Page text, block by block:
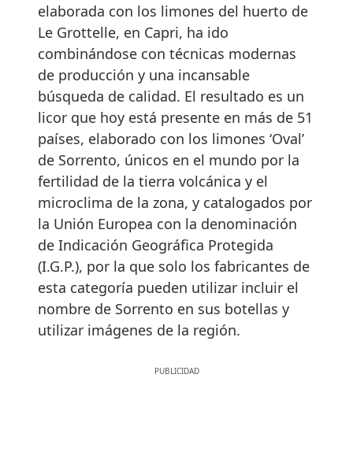
elaborada con los limones del huerto de
Le Grottelle, en Capri, ha ido
combinándose con técnicas modernas
de producción y una incansable
búsqueda de calidad. El resultado es un
licor que hoy está presente en más de 51
países, elaborado con los limones ‘Oval’
de Sorrento, únicos en el mundo por la
fertilidad de la tierra volcánica y el
microclima de la zona, y catalogados por
la Unión Europea con la denominación
de Indicación Geográfica Protegida
(I.G.P.), por la que solo los fabricantes de
esta categoría pueden utilizar incluir el
nombre de Sorrento en sus botellas y
utilizar imágenes de la región.